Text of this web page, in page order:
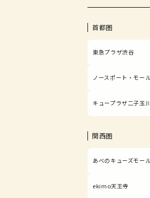
首都圏
東急プラザ渋谷
ノースポート・モー
キュープラザ二子玉川
関西圏
あべのキューズモー
ekimo天王寺